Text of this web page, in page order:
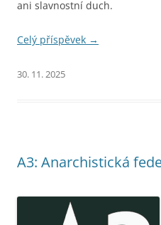
ani slavnostní duch.
Celý příspěvek →
30. 11. 2025
A3: Anarchistická